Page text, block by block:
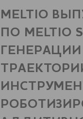
MELTIO
ПО MELTIO
ГЕНЕРАЦИИ